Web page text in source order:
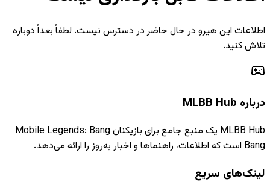
اطلاعات این هیرو در حال حاضر در دسترس نیست. لطفاً بعداً دوباره
تلاش کنید.
درباره MLBB Hub
MLBB Hub یک منبع جامع برای بازیکنان Mobile Legends: Bang
Bang است که اطلاعات، راهنماها و اخبار به‌روز را ارائه می‌دهد.
لینک‌های سریع